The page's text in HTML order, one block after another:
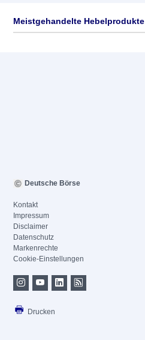
Meistgehandelte Hebelprodukte
Deutsche Börse
Kontakt
Impressum
Disclaimer
Datenschutz
Markenrechte
Cookie-Einstellungen
Drucken